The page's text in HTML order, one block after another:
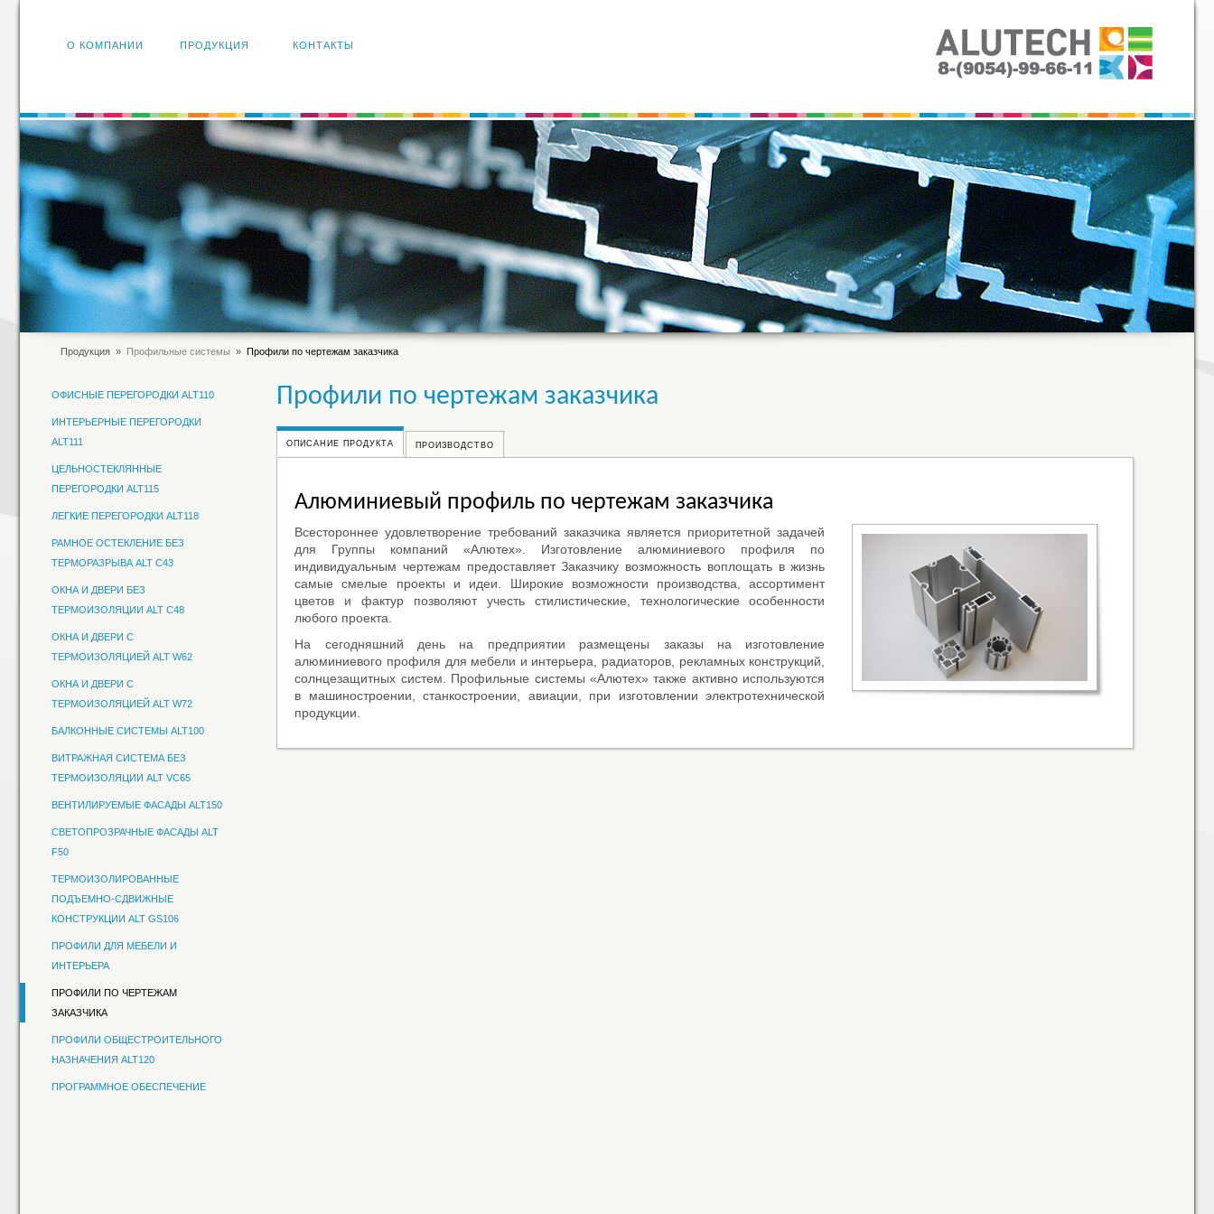
О КОМПАНИИ ПРОДУКЦИЯ КОНТАКТЫ
Продукция » Профильные системы » Профили по чертежам заказчика
ОФИСНЫЕ ПЕРЕГОРОДКИ ALT110
ИНТЕРЬЕРНЫЕ ПЕРЕГОРОДКИ
ALT111
ЦЕЛЬНОСТЕКЛЯННЫЕ
ПЕРЕГОРОДКИ ALT115
ЛЕГКИЕ ПЕРЕГОРОДКИ ALT118
РАМНОЕ ОСТЕКЛЕНИЕ БЕЗ
ТЕРМОРАЗРЫВА ALT C43
ОКНА И ДВЕРИ БЕЗ
ТЕРМОИЗОЛЯЦИИ ALT C48
ОКНА И ДВЕРИ С
ТЕРМОИЗОЛЯЦИЕЙ ALT W62
ОКНА И ДВЕРИ С
ТЕРМОИЗОЛЯЦИЕЙ ALT W72
БАЛКОННЫЕ СИСТЕМЫ ALT100
ВИТРАЖНАЯ СИСТЕМА БЕЗ
ТЕРМОИЗОЛЯЦИИ ALT VC65
ВЕНТИЛИРУЕМЫЕ ФАСАДЫ ALT150
СВЕТОПРОЗРАЧНЫЕ ФАСАДЫ ALT
F50
ТЕРМОИЗОЛИРОВАННЫЕ
ПОДЪЕМНО-СДВИЖНЫЕ
КОНСТРУКЦИИ ALT GS106
ПРОФИЛИ ДЛЯ МЕБЕЛИ И
ИНТЕРЬЕРА
ПРОФИЛИ ПО ЧЕРТЕЖАМ
ЗАКАЗЧИКА
ПРОФИЛИ ОБЩЕСТРОИТЕЛЬНОГО
НАЗНАЧЕНИЯ ALT120
ПРОГРАММНОЕ ОБЕСПЕЧЕНИЕ
Профили по чертежам заказчика
ОПИСАНИЕ ПРОДУКТА ПРОИЗВОДСТВО
Алюминиевый профиль по чертежам заказчика
Всестороннее удовлетворение требований заказчика является приоритетной задачей
для Группы компаний «Алютех». Изготовление алюминиевого профиля по
индивидуальным чертежам предоставляет Заказчику возможность воплощать в жизнь
самые смелые проекты и идеи. Широкие возможности производства, ассортимент
цветов и фактур позволяют учесть стилистические, технологические особенности
любого проекта.
На сегодняшний день на предприятии размещены заказы на изготовление
алюминиевого профиля для мебели и интерьера, радиаторов, рекламных конструкций,
солнцезащитных систем. Профильные системы «Алютех» также активно используются
в машиностроении, станкостроении, авиации, при изготовлении электротехнической
продукции.